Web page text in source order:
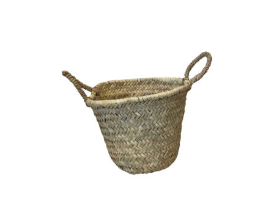
Panier Rond – Anse Petite
« Ryme »
6,80€